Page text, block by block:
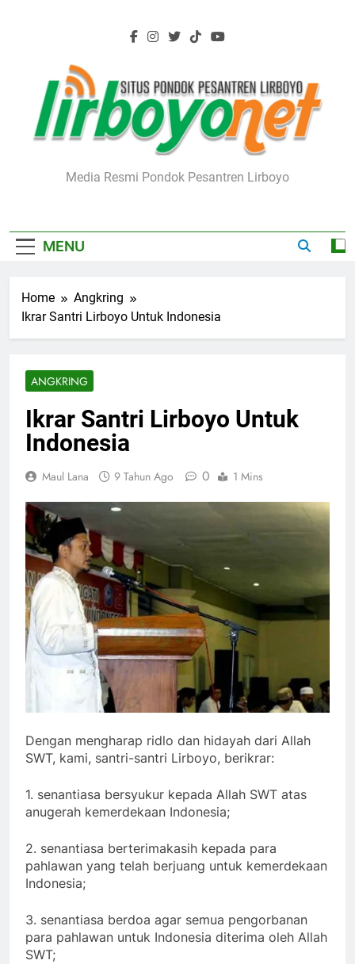
Lirboyo.net
Media Resmi Pondok Pesantren Lirboyo
MENU
Home
Angkring
Ikrar Santri Lirboyo Untuk Indonesia
ANGKRING
Ikrar Santri Lirboyo Untuk
Indonesia
Maul Lana 9 Tahun Ago 0 1 Mins
Dengan mengharap ridlo dan hidayah dari Allah
SWT, kami, santri-santri Lirboyo, berikrar:
1. senantiasa bersyukur kepada Allah SWT atas
anugerah kemerdekaan Indonesia;
2. senantiasa berterimakasih kepada para
pahlawan yang telah berjuang untuk kemerdekaan
Indonesia;
3. senantiasa berdoa agar semua pengorbanan
para pahlawan untuk Indonesia diterima oleh Allah
SWT;